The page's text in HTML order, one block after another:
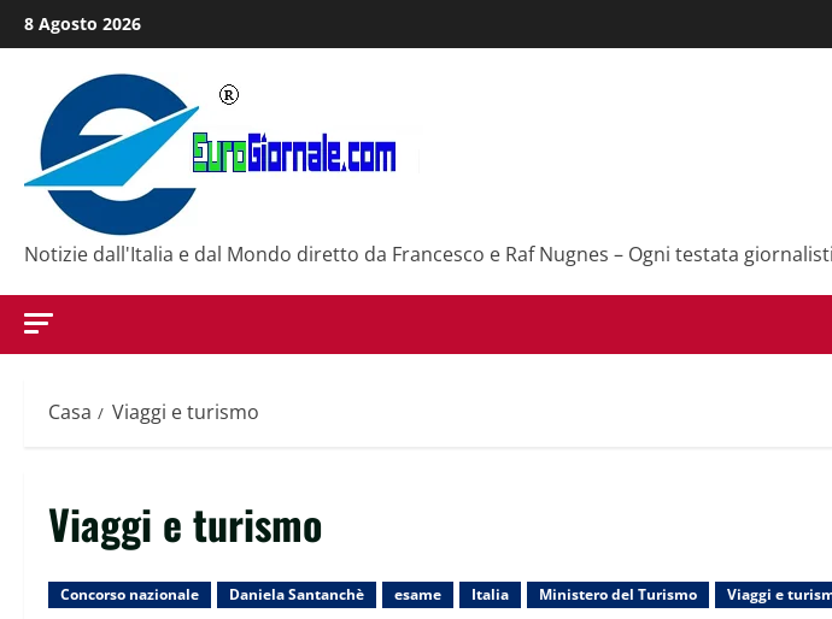
Salta
al
contenuto
8 Agosto 2026
Notizie dall'Italia e dal Mondo diretto da Francesco e Raf Nugnes – Ogni testata
Casa Viaggi e turismo
Viaggi e turismo
Concorso nazionale Daniela Santanchè esame Italia Ministero del Turismo Viaggi e